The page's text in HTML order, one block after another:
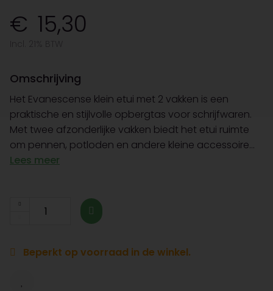
15,30
Omschrijving
Het Evanescense klein etui met 2 vakken is een
praktische en stijlvolle opbergtas voor schrijfwaren.
Met twee afzonderlijke vakken biedt het etui ruimte
om pennen, potloden en andere kleine accessoire...
Lees meer
Beperkt op voorraad in de winkel.